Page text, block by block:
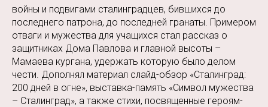
войны и подвигами сталинградцев, бившихся до
последнего патрона, до последней гранаты. Примером
отваги и мужества для учащихся стал рассказ о
защитниках Дома Павлова и главной высоты –
Мамаева кургана, удержать которую было делом
чести. Дополнял материал слайд-обзор «Сталинград:
200 дней в огне», выставка-память «Символ мужества
– Сталинград», а также стихи, посвященные героям-